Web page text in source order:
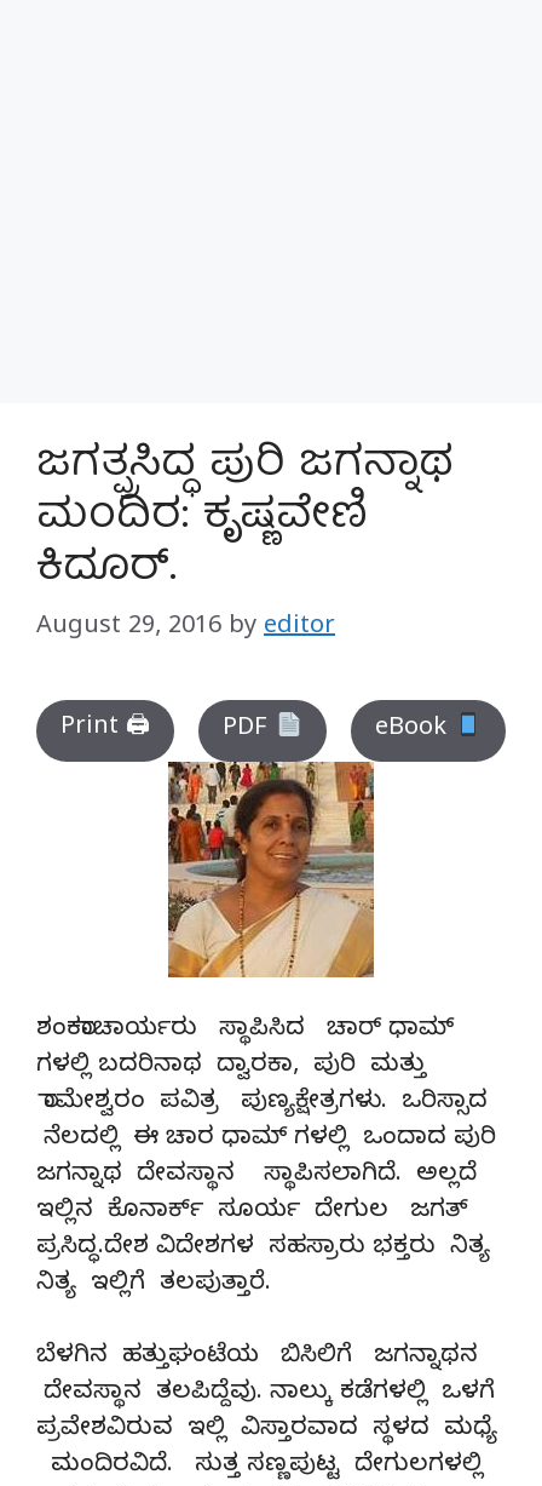
ಜಗತ್ಪ್ರಸಿದ್ಧ ಪುರಿ ಜಗನ್ನಾಥ
ಮಂದಿರ: ಕೃಷ್ಣವೇಣಿ
ಕಿದೂರ್.
August 29, 2016 by editor
Print 🖨 PDF eBook
ಶಂಕರಾಚಾರ್ಯರು ಸ್ಥಾಪಿಸಿದ ಚಾರ್ ಧಾಮ್
ಗಳಲ್ಲಿ ಬದರಿನಾಥ ದ್ವಾರಕಾ, ಪುರಿ ಮತ್ತು
ರಾಮೇಶ್ವರಂ ಪವಿತ್ರ ಪುಣ್ಯಕ್ಷೇತ್ರಗಳು. ಒರಿಸ್ಸಾದ
ನೆಲದಲ್ಲಿ ಈ ಚಾರ ಧಾಮ್ ಗಳಲ್ಲಿ ಒಂದಾದ ಪುರಿ
ಜಗನ್ನಾಥ ದೇವಸ್ಥಾನ ಸ್ಥಾಪಿಸಲಾಗಿದೆ. ಅಲ್ಲದೆ
ಇಲ್ಲಿನ ಕೊನಾರ್ಕ್ ಸೂರ್ಯ ದೇಗುಲ ಜಗತ್
ಪ್ರಸಿದ್ಧ.ದೇಶ ವಿದೇಶಗಳ ಸಹಸ್ರಾರು ಭಕ್ತರು ನಿತ್ಯ
ನಿತ್ಯ ಇಲ್ಲಿಗೆ ತಲಪುತ್ತಾರೆ.
ಬೆಳಗಿನ ಹತ್ತುಘಂಟೆಯ ಬಿಸಿಲಿಗೆ ಜಗನ್ನಾಥನ
ದೇವಸ್ಥಾನ ತಲಪಿದ್ದೆವು. ನಾಲ್ಕು ಕಡೆಗಳಲ್ಲಿ ಒಳಗೆ
ಪ್ರವೇಶವಿರುವ ಇಲ್ಲಿ ವಿಸ್ತಾರವಾದ ಸ್ಥಳದ ಮಧ್ಯೆ
ಮಂದಿರವಿದೆ. ಸುತ್ತ ಸಣ್ಣಪುಟ್ಟ ದೇಗುಲಗಳಲ್ಲಿ